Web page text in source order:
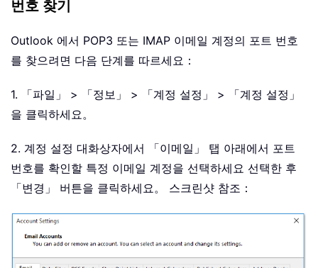
번호 찾기
Outlook 에서 POP3 또는 IMAP 이메일 계정의 포트 번호
를 찾으려면 다음 단계를 따르세요：
1. 「파일」 > 「정보」 > 「계정 설정」 > 「계정 설정」
을 클릭하세요。
2. 계정 설정 대화상자에서 「이메일」 탭 아래에서 포트
번호를 확인할 특정 이메일 계정을 선택하세요 선택한 후
「변경」 버튼을 클릭하세요。 스크린샷 참조：